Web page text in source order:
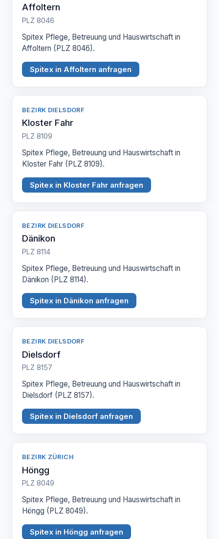
Affoltern
PLZ 8046
Spitex Pflege, Betreuung und Hauswirtschaft in
Affoltern (PLZ 8046).
Spitex in Affoltern anfragen
BEZIRK DIELSDORF
Kloster Fahr
PLZ 8109
Spitex Pflege, Betreuung und Hauswirtschaft in
Kloster Fahr (PLZ 8109).
Spitex in Kloster Fahr anfragen
BEZIRK DIELSDORF
Dänikon
PLZ 8114
Spitex Pflege, Betreuung und Hauswirtschaft in
Dänikon (PLZ 8114).
Spitex in Dänikon anfragen
BEZIRK DIELSDORF
Dielsdorf
PLZ 8157
Spitex Pflege, Betreuung und Hauswirtschaft in
Dielsdorf (PLZ 8157).
Spitex in Dielsdorf anfragen
BEZIRK ZÜRICH
Höngg
PLZ 8049
Spitex Pflege, Betreuung und Hauswirtschaft in
Höngg (PLZ 8049).
Spitex in Höngg anfragen